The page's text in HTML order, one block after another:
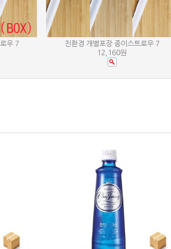
우 7
친환경 개별포장 종이스트로우 7
12,160원